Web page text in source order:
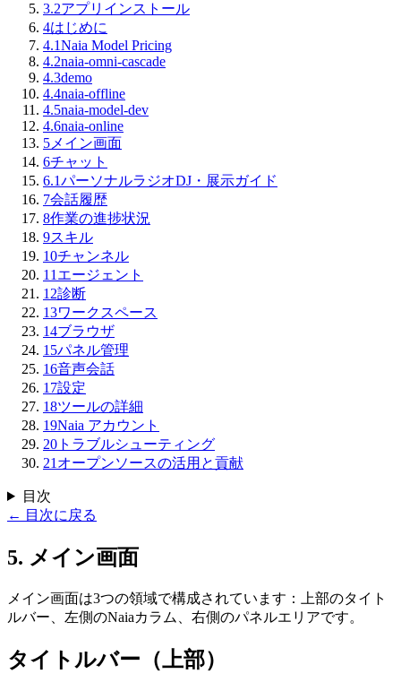
3.2アプリインストール
4はじめに
4.1Naia Model Pricing
4.2naia-omni-cascade
4.3demo
4.4naia-offline
4.5naia-model-dev
4.6naia-online
5 メイン画面
6チャット
6.1パーソナルラジオDJ・展示ガイド
7会話履歴
8作業の進捗状況
9スキル
10チャンネル
11 エージェント
12診断
13ワークスペース
14ブラウザ
15パネル管理
16音声会話
17設定
18ツールの詳細
19Naia アカウント
20 トラブルシューティング
21 オープンソースの活用と貢献
目次
← 目次に戻る
5. メイン画面
メイン画面は3つの領域で構成されています：上部のタイト
ルバー、左側のNaiaカラム、右側のパネルエリアです。
タイトルバー（上部）